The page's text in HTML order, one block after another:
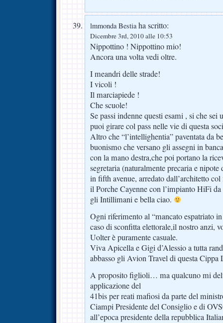
lmmonda Bestiaha scritto:
Dicembre 3rd, 2010 alle 10:53
Nippottino ! Nippottino mio!
Ancora una volta vedi oltre.
I meandri delle strade!
I vicoli !
Il marciapiede !
Che scuole!
Se passi indenne questi esami , si che sei
puoi girare col pass nelle vie di questa
Altro che “l’intellighentia” paventata da
buonismo che versano gli assegni in
con la mano destra,che poi portano la
segretaria (naturalmente precaria e
in fifth avenue, arredato dall’architetto
il Porche Cayenne con l’impianto HiFi
gli Intillimani e bella ciao.
Ogni riferimento al “mancato espatriato
caso di sconfitta elettorale,il nostro anzi,
Uolter è puramente casuale.
Viva Apicella e Gigi d’Alessio a tutta
abbasso gli Avion Travel di questa Cippa
A proposito figlioli… ma qualcuno mi
applicazione del
41bis per reati mafiosi da parte del
Ciampi Presidente del Consiglio e di
all’epoca presidente della repubblica